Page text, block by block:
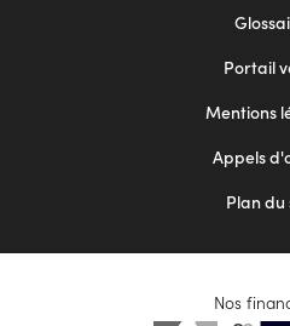
Portail
Mentions
Appels
Plan du
Nos